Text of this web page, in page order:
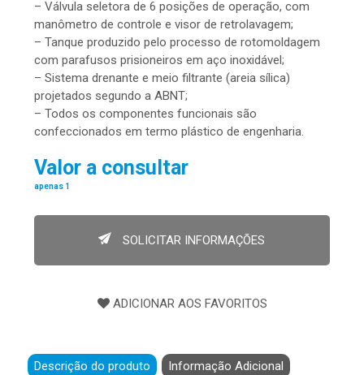
– Válvula seletora de 6 posições de operação, com
manômetro de controle e visor de retrolavagem;
– Tanque produzido pelo processo de rotomoldagem
com parafusos prisioneiros em aço inoxidável;
– Sistema drenante e meio filtrante (areia sílica)
projetados segundo a ABNT;
– Todos os componentes funcionais são
confeccionados em termo plástico de engenharia.
Valor a consultar
apenas 1
SOLICITAR INFORMAÇÕES
Descrição do produto
Informação Adicional